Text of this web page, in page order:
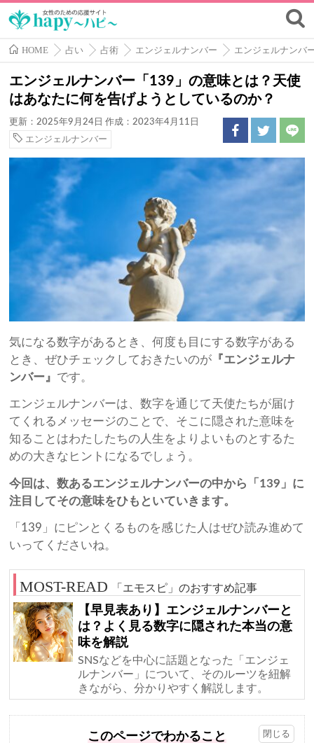
HOME 占い 占術 エンジェルナンバー エンジェルナンバ
エンジェルナンバー「139」の意味とは？天使
はあなたに何を告げようとしているのか？
更新：2025年9月24日 作成：2023年4月11日
エンジェルナンバー
気になる数字があるとき、何度も目にする数字がある
とき、ぜひチェックしておきたいのが 『エンジェルナ
ンバー』 です。
エンジェルナンバーは、数字を通じて天使たちが届け
てくれるメッセージのことで、そこに隠された意味を
知ることはわたしたちの人生をよりよいものとするた
めの大きなヒントになるでしょう。
今回は、数あるエンジェルナンバーの中から「139」に
注目してその意味をひもといていきます。
「139」にピンとくるものを感じた人はぜひ読み進めて
いってくださいね。
「エモスピ」のおすすめ記事
【早見表あり】エンジェルナンバーと
は？よく見る数字に隠された本当の意
味を解説
SNSなどを中心に話題となった「エンジェ
ルナンバー」について、そのルーツを紐解
きながら、分かりやすく解説します。
このページでわかること